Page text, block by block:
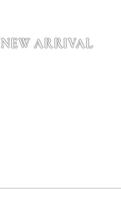
NEW ARRIVAL